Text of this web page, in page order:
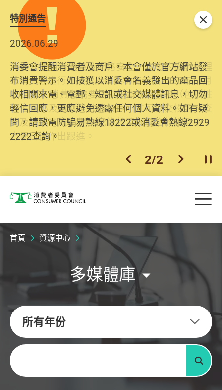
特別通告
2026.06.29
消委會提醒消費者及商戶，本會僅於官方網站發
布消費警示。如接獲以消委會名義發出的產品回
收相關來電、電郵、短訊或社交媒體訊息，切勿
輕信回應，更應避免透露任何個人資料。如有疑
問，請致電防騙易熱線18222或消委會熱線2929
2222查詢。
2025.10.31
為提升使用者體驗及網絡安全，本會的投訴處理
系統已經進行升級及推出新功能。由2025年11月
10日起，消費者需要提供基本聯絡資料（包括姓
名、電郵及電話）註冊帳戶，才可提交投訴、查
詢及建議。所有提交紀錄將清晰整合於帳戶中，
方便日後作出跟進。
上一個
2/2 下一個開
關閉
消費者委員會 目
首頁 資源中心
多媒體庫
所有年份
關鍵字
搜尋